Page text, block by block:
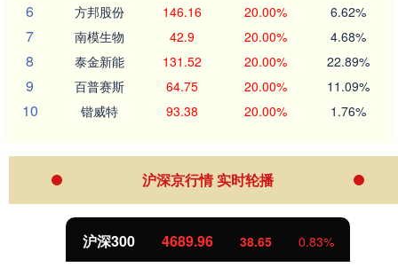
6 方邦股份 146.16 20.00% 6.62%
7 南模生物 42.9 20.00% 4.68%
8 泰金新能 131.52 20.00% 22.89%
9 百普赛斯 64.75 20.00% 11.09%
10 锴威特 93.38 20.00% 1.76%
沪深京行情 实时轮播
沪深300 4689.96 38.65 0.83%